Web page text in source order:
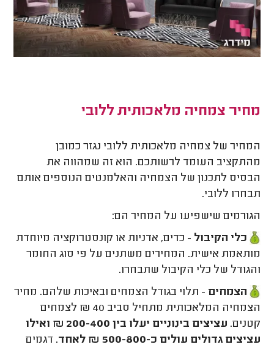
מחיר צמחיה מלאכותית ללובי
המחיר של צמחיה מלאכותית ללובי נגזר כמובן
מהתקציב העומד לרשותכם. הוא זה שמהווה את
הבסיס לתכנון של הצמחיה והאלמנטים הנוספים אותם
תבחרו ללובי.
הגורמים שישפיעו על המחיר הם:
כלי הקיבול - כדים, אדניות או קונסטרוקציה מיוחדת
מותאמת אישית. המחירים משתנים על פי סוג החומר
והגודל של כלי הקיבול שתבחרו.
הצמחים - תלוי בגודל הצמחים ובאיכות שלהם. מחיר
הצמחיה המלאכותית מתחיל סביב 40 ₪ לצמחים
קטנים.
עציצים בינוניים יעלו בין 200-400 ₪ ואילו
עציצים גדולים עולים כ-500-800 ₪
לאחד. דגמים